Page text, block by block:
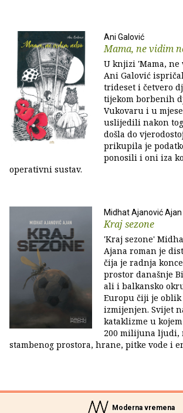
Ani Galović
Mama, ne vidim
U knjizi 'Mama,
Ani Galović
trideset i četvero
tijekom borbenih
Vukovaru i u
uslijedili nakon
došla do
prikupila je
ponosili i oni iza
operativni sustav.
Midhat Ajanović Ajan
Kraj sezone
'Kraj sezone'
Ajana roman je
čija je radnja
prostor današnje
ali i balkansko
Europu čiji je
izmijenjen. Svijet
kataklizme u
200 milijuna ljudi,
stambenog prostora, hrane, pitke vode i
Moderna vremena